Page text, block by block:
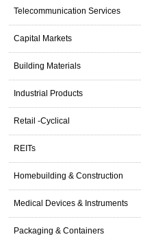
Telecommunication Services
Capital Markets
Building Materials
Industrial Products
Retail -Cyclical
REITs
Homebuilding & Construction
Medical Devices & Instruments
Packaging & Containers